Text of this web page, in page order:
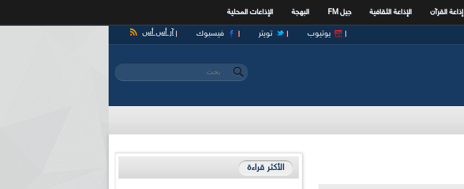
إذاعة القرآن الإذاعة الثقافية جيل FM البهجة الإذاعات المحلية
آر أس أس فيسبوك تويتر يوتيوب
استمارة البحث
‏بحث ‏
الأكثر قراءة